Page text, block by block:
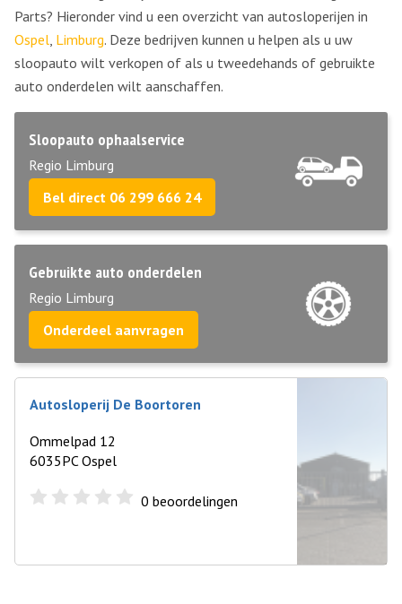
Parts? Hieronder vind u een overzicht van autosloperijen in
Ospel, Limburg. Deze bedrijven kunnen u helpen als u uw
sloopauto wilt verkopen of als u tweedehands of gebruikte
auto onderdelen wilt aanschaffen.
Sloopauto ophaalservice
Regio Limburg
Bel direct 06 299 666 24
Gebruikte auto onderdelen
Regio Limburg
Onderdeel aanvragen
Autosloperij De Boortoren
Ommelpad 12
6035PC Ospel
0 beoordelingen